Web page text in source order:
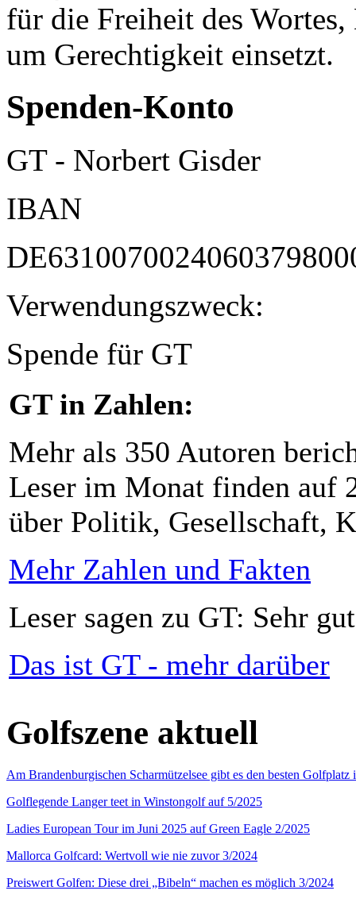
für die Freiheit des
um Gerechtigkeit einsetzt.
Spenden-Konto
GT - Norbert Gisder
IBAN
Verwendungszweck:
Spende für GT
GT in Zahlen:
Mehr als 350 Autoren
Leser im Monat finden auf
über Politik, Gesellschaft,
Mehr Zahlen und Fakten
Leser sagen zu GT: Sehr
Das ist GT - mehr darüber
Golfszene aktuell
Am Brandenburgischen Scharmützelsee gibt es den besten
Golflegende Langer teet in Winstongolf auf 5/2025
Ladies European Tour im Juni 2025 auf Green Eagle 2/2025
Mallorca Golfcard: Wertvoll wie nie zuvor 3/2024
Preiswert Golfen: Diese drei „Bibeln“ machen es möglich 3/2024